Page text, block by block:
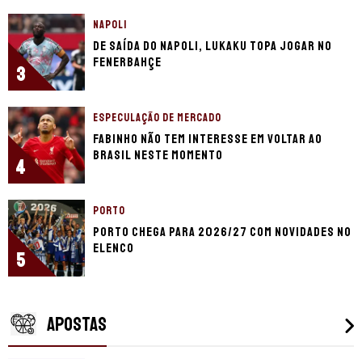
3
NAPOLI
De saída do Napoli, Lukaku topa jogar no
Fenerbahçe
4
ESPECULAÇÃO DE MERCADO
Fabinho não tem interesse em voltar ao
Brasil neste momento
5
PORTO
Porto chega para 2026/27 com novidades no
elenco
APOSTAS